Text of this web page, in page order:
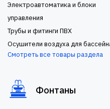
Электроавтоматика и блоки
управления
Трубы и фитинги ПВХ
Осушители воздуха для
Смотреть все товары раздела
Фонтаны